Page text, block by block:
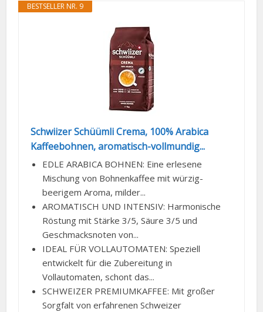
BESTSELLER NR. 9
Schwiizer Schüümli Crema, 100% Arabica
Kaffeebohnen, aromatisch-vollmundig...
EDLE ARABICA BOHNEN: Eine erlesene
Mischung von Bohnenkaffee mit würzig-
beerigem Aroma, milder...
AROMATISCH UND INTENSIV: Harmonische
Röstung mit Stärke 3/5, Säure 3/5 und
Geschmacksnoten von...
IDEAL FÜR VOLLAUTOMATEN: Speziell
entwickelt für die Zubereitung in
Vollautomaten, schont das...
SCHWEIZER PREMIUMKAFFEE: Mit großer
Sorgfalt von erfahrenen Schweizer